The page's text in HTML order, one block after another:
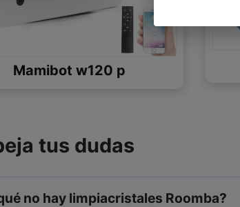
Mamibot w120 p
tus dudas
no hay limpiacristales Roomba?